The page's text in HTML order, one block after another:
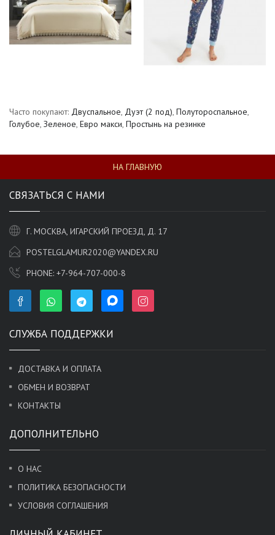
Часто покупают: Двуспальное, Дуэт (2 под), Полутороспальное,
Голубое, Зеленое, Евро макси, Простынь на резинке
НА ГЛАВНУЮ
СВЯЗАТЬСЯ С НАМИ
Г. МОСКВА, ИГАРСКИЙ ПРОЕЗД, Д. 17
POSTELGLAMUR2020@YANDEX.RU
PHONE: +7-964-707-000-8
СЛУЖБА ПОДДЕРЖКИ
ДОСТАВКА И ОПЛАТА
ОБМЕН И ВОЗВРАТ
КОНТАКТЫ
ДОПОЛНИТЕЛЬНО
О НАС
ПОЛИТИКА БЕЗОПАСНОСТИ
УСЛОВИЯ СОГЛАШЕНИЯ